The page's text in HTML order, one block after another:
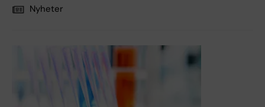
Nyheter